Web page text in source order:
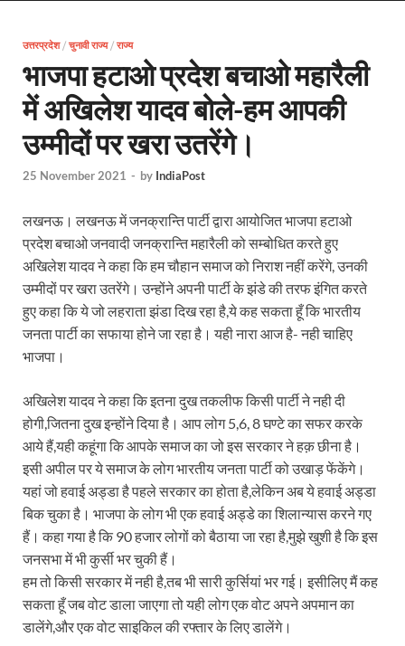
Uttarakhand Female Boxer: मुख्यमंत्री धामी से मिलीं
UP Kanwar Yatra: कांवड़ यात्रा से पहले सभी धार्मिक
Bharat Tex 2026: टेक्सटाइल निवेश के प्रमुख गंतव्य के
CM Yogi Barabanki Visit: मुख्यमंत्री योगी आदित्यनाथ
The Kshitij Show: द क्षितिज शो में पहुंचे जुयाल और
Lok Sanvardhan Parva: देहरादून में मुख्यमंत्री पुष्कर
West Bengal Rajya Sabha By-Election: चुनाव
Dr.Teejan Bai: विश्वविख्यात पंडवानी गायिका, पद्म
Khatipura Mega Coach Care Terminal: खातीपुरा में
Sundarpura Railway Station: खाटू श्याम जी के भक्तो
Jan-Jan Ki Sarkar Abhiyan: 4 जुलाई से फिर शुरु होगा
आ गई यूपी बीजेपी संगठन की लिस्ट, देखिए कौन-कौन है इस
Chhattisgarh UCC: छत्तीसगढ़ में UCC का खाका तैयार
राजमिस्त्री, किसान और शिक्षक परिवारों के बेटे यूपीएससी
उत्तरप्रदेश/ चुनावी राज्य/ राज्य
भाजपा हटाओ प्रदेश बचाओ महारैली
में अखिलेश यादव बोले-हम आपकी
उम्मीदों पर खरा उतरेंगे।
25 November 2021 - by IndiaPost
लखनऊ। लखनऊ में जनक्रान्ति पार्टी द्वारा आयोजित भाजपा हटाओ
प्रदेश बचाओ जनवादी जनक्रान्ति महारैली को सम्बोधित करते हुए
अखिलेश यादव ने कहा कि हम चौहान समाज को निराश नहीं करेंगे, उनकी
उम्मीदों पर खरा उतरेंगे। उन्होंने अपनी पार्टी के झंडे की तरफ इंगित करते
हुए कहा कि ये जो लहराता झंडा दिख रहा है,ये कह सकता हूँ कि भारतीय
जनता पार्टी का सफाया होने जा रहा है। यही नारा आज है- नही चाहिए
भाजपा।
अखिलेश यादव ने कहा कि इतना दुख तकलीफ किसी पार्टी ने नही दी
होगी,जितना दुख इन्होंने दिया है। आप लोग 5,6, 8 घण्टे का सफर करके
आये हैं,यही कहूंगा कि आपके समाज का जो इस सरकार ने हक़ छीना है।
इसी अपील पर ये समाज के लोग भारतीय जनता पार्टी को उखाड़ फेंकेंगे।
यहां जो हवाई अड्डा है पहले सरकार का होता है,लेकिन अब ये हवाई अड्डा
बिक चुका है। भाजपा के लोग भी एक हवाई अड्डे का शिलान्यास करने गए
हैं। कहा गया है कि 90 हजार लोगों को बैठाया जा रहा है,मुझे खुशी है कि इस
जनसभा में भी कुर्सी भर चुकी हैं।
हम तो किसी सरकार में नही है,तब भी सारी कुर्सियां भर गई। इसीलिए मैं कह
सकता हूँ जब वोट डाला जाएगा तो यही लोग एक वोट अपने अपमान का
डालेंगे,और एक वोट साइकिल की रफ्तार के लिए डालेंगे।